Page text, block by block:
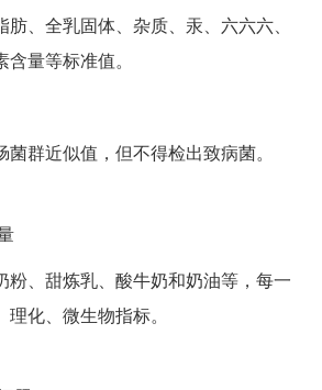
、全乳固体、杂质、汞、六六六、
量等标准值。
群近似值，但不得检出致病菌。
粉、甜炼乳、酸牛奶和奶油等，每一
化、微生物指标。